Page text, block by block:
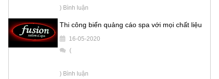
) Bình luận
Thi công biển quảng cáo spa với mọi chất liệu
16-05-2020
(
) Bình luận